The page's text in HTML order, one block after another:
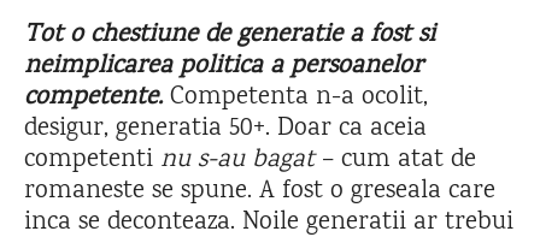
Tot o chestiune de generatie a fost si
neimplicarea politica a persoanelor
competente.Competenta n-a ocolit,
desigur, generatia 50+. Doar ca aceia
competenti nu s-au bagat– cum atat de
romaneste se spune. A fost o greseala care
inca se deconteaza. Noile generatii ar trebui